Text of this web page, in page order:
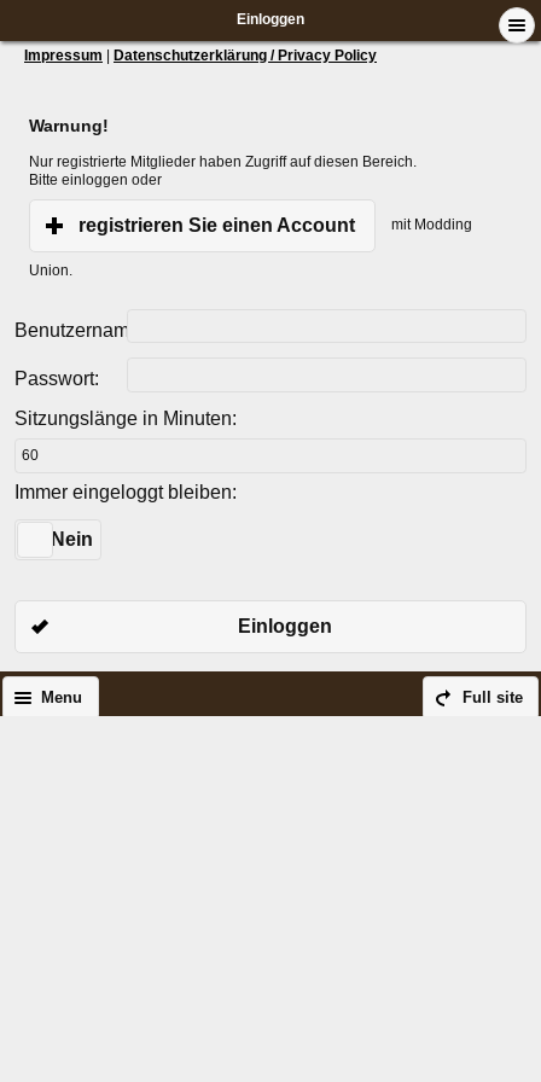
Einloggen
Impressum Datenschutzerklärung / Privacy Policy
Warnung!
Nur registrierte Mitglieder haben Zugriff auf diesen Bereich.
Bitte einloggen oder
registrieren Sie einen Account mit Modding
Union.
Benutzername:
Passwort:
Sitzungslänge in Minuten:
Immer eingeloggt bleiben:
Nein
Einloggen
Full site
Menu